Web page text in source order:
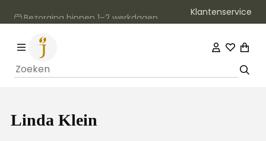
Bezorging binnen 1–2 werkdagen Klantenservice
Linda Klein